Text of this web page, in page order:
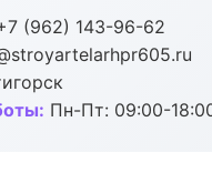
(962) 143-96-62
Пн-Пт: 09:00-